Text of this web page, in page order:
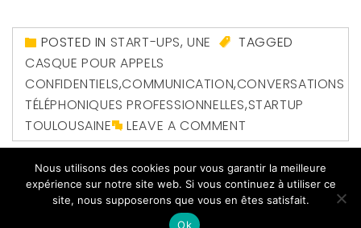
POSTED IN START-UPS,UNE
TAGGED
CASQUE POUR APPELS
CONFIDENTIELS,COMMUNICATION,CONVERSATIONS
TÉLÉPHONIQUES PROFESSIONNELLES,STARTUP
TOULOUSAINE
LEAVE A COMMENT
Nous utilisons des cookies pour vous garantir la meilleure
expérience sur notre site web. Si vous continuez à utiliser ce
site, nous supposerons que vous en êtes satisfait.
Ok